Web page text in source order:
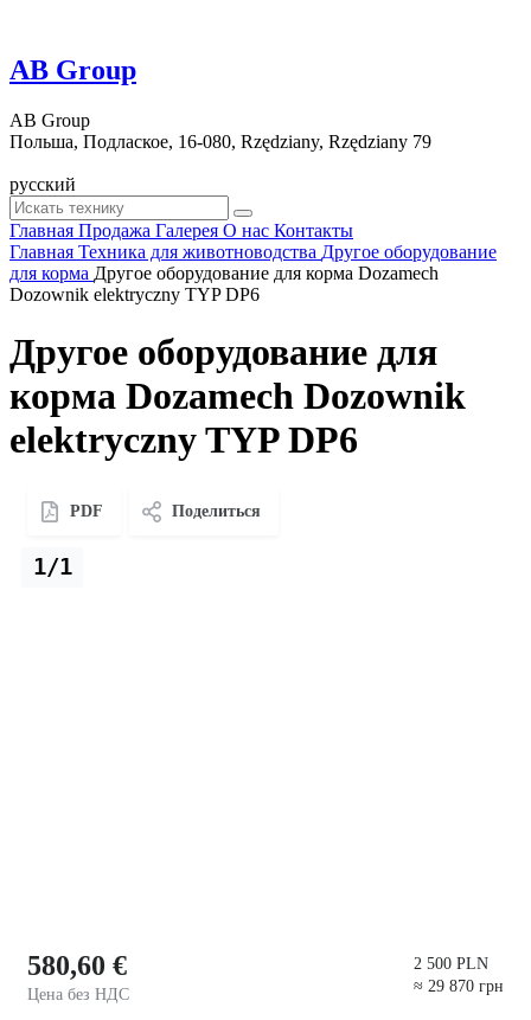
AB Group
AB Group
Польша, Подлаское, 16-080, Rzędziany, Rzędziany 79
русский
Главная Продажа Галерея О нас Контакты
Главная Техника для животноводства Другое оборудование
для корма Другое оборудование для корма Dozamech
Dozownik elektryczny TYP DP6
Другое оборудование для
корма Dozamech Dozownik
elektryczny TYP DP6
PDF Поделиться
1/1
580,60 €
Цена без НДС
2 500 PLN
≈ 29 870 грн